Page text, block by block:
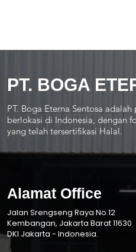
PT. BOGA
PT. Boga Eterna Sentosa
berlokasi di Indonesia, dengan
yang telah tersertifikasi Halal.
Alamat Office
Jalan Srengseng Raya No.12
Kembangan, Jakarta Barat 11630
DKI Jakarta - Indonesia.